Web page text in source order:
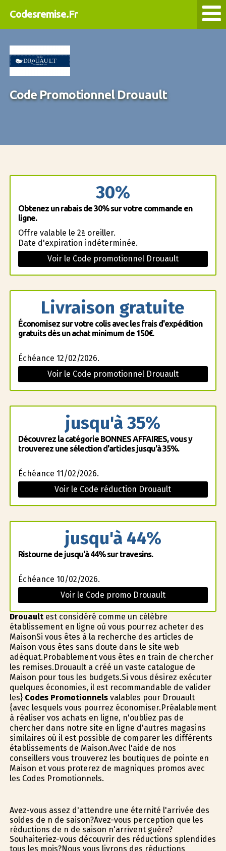
Codesremise.Fr
Code Promotionnel Drouault
30%
Obtenez un rabais de 30% sur votre commande en
ligne.
Offre valable le 2ª oreiller.
Date d'expiration indéterminée.
Voir le Code promotionnel Drouault
Livraison gratuite
Économisez sur votre colis avec les frais d'expédition
gratuits dès un achat minimum de 150€.
Échéance 12/02/2026.
Voir le Code promotionnel Drouault
jusqu'à 35%
Découvrez la catégorie BONNES AFFAIRES, vous y
trouverez une sélection d'articles jusqu'à 35%.
Échéance 11/02/2026.
Voir le Code réduction Drouault
jusqu'à 44%
Ristourne de jusqu'à 44% sur travesins.
Échéance 10/02/2026.
Voir le Code promo Drouault
Drouaultest considéré comme un célèbre
établissement en ligne où vous pourrez acheter des
MaisonSi vous êtes à la recherche des articles de
Maison vous êtes sans doute dans le site web
adéquat.Probablement vous êtes en train de chercher
les remises.Drouault a créé un vaste catalogue de
Maison pour tous les budgets.Si vous désirez exécuter
quelques économies, il est recommandable de valider
les} Codes Promotionnelsvalables pour Drouault
{avec lesquels vous pourrez économiser.Préalablement
à réaliser vos achats en ligne, n'oubliez pas de
chercher dans notre site en ligne d'autres magasins
similaires où il est possible de comparer les différents
établissements de Maison.Avec l'aide de nos
conseillers vous trouverez les boutiques de pointe en
Maison et vous profiterez de magnifiques promos avec
les Codes Promotionnels.
Avez-vous assez d'attendre une éternité l'arrivée des
soldes de fin de saison?Avez-vous perception que les
réductions de fin de saison n'arrivent guère?
Souhaiteriez-vous découvrir des réductions splendides
tous les mois?Nous vous livrons des réductions